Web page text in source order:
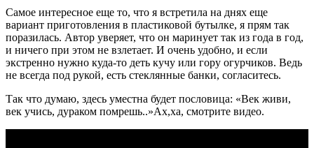
Самое интересное еще то, что я встретила на днях еще
вариант приготовления в пластиковой бутылке, я прям так
поразилась. Автор уверяет, что он маринует так из года в год,
и ничего при этом не взлетает. И очень удобно, и если
экстренно нужно куда-то деть кучу или гору огурчиков. Ведь
не всегда под рукой, есть стеклянные банки, согласитесь.
Так что думаю, здесь уместна будет пословица: «Век живи,
век учись, дураком помрешь..»Ах,ха, смотрите видео.